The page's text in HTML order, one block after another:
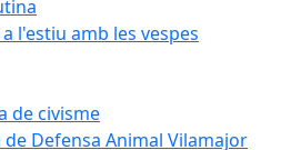
l'estiu amb les vespes
de civisme
de Defensa Animal Vilamajor